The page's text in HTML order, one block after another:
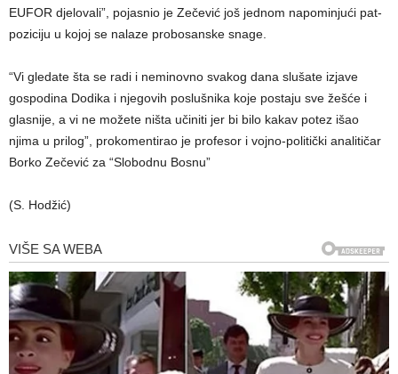
EUFOR djelovali”, pojasnio je Zečević još jednom napominjući pat-
poziciju u kojoj se nalaze probosanske snage.
“Vi gledate šta se radi i neminovno svakog dana slušate izjave
gospodina Dodika i njegovih poslušnika koje postaju sve žešće i
glasnije, a vi ne možete ništa učiniti jer bi bilo kakav potez išao
njima u prilog”, prokomentirao je profesor i vojno-politički analitičar
Borko Zečević za “Slobodnu Bosnu”
(S. Hodžić)